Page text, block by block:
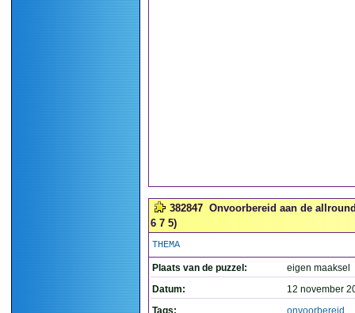
382847 Onvoorbereid aan de
6 7 5)
THEMA
Plaats van de puzzel:
eigen maaksel
Datum:
12 november
Tags:
onvoorbereid ,